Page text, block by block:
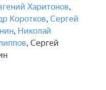
Харитонов,
Коротков, Сергей
, Николай
, Сергей